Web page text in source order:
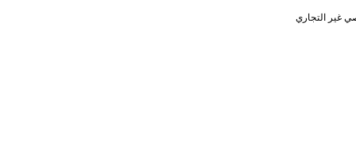
غير التجاري